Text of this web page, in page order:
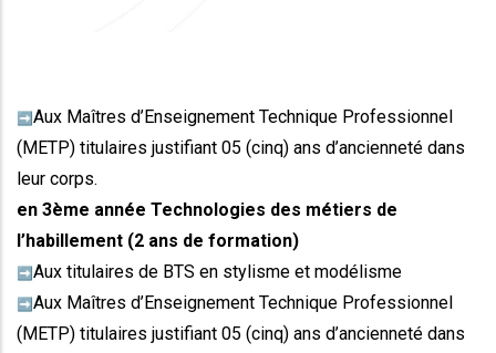
➡️ Aux Maîtres d’Enseignement Technique Professionnel
(METP) titulaires justifiant 05 (cinq) ans d’ancienneté dans
leur corps.
en 3ème année Technologies des métiers de
l’habillement (2 ans de formation)
➡️ Aux titulaires de BTS en stylisme et modélisme
➡️ Aux Maîtres d’Enseignement Technique Professionnel
(METP) titulaires justifiant 05 (cinq) ans d’ancienneté dans